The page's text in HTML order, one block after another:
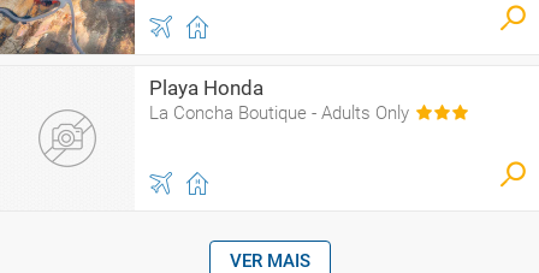
Playa Honda
La Concha Boutique - Adults Only
VER MAIS